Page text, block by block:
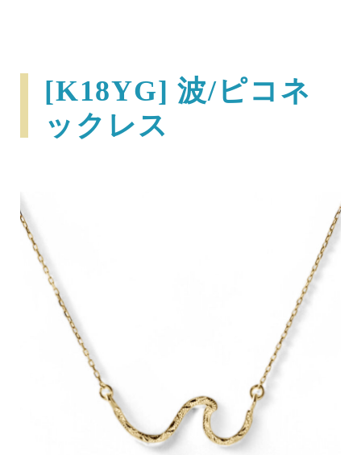
[K18YG] 波/ピコネ
ックレス